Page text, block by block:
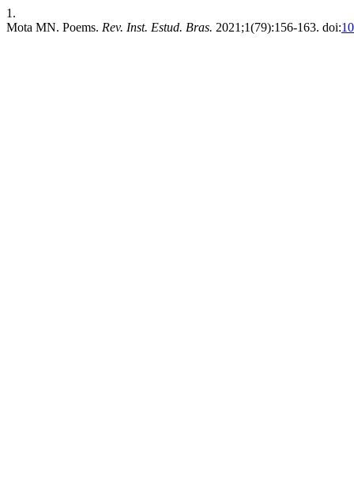
1.
Mota MN. Poems. Rev. Inst. Estud. Bras. 2021;1(79):156-163. doi: